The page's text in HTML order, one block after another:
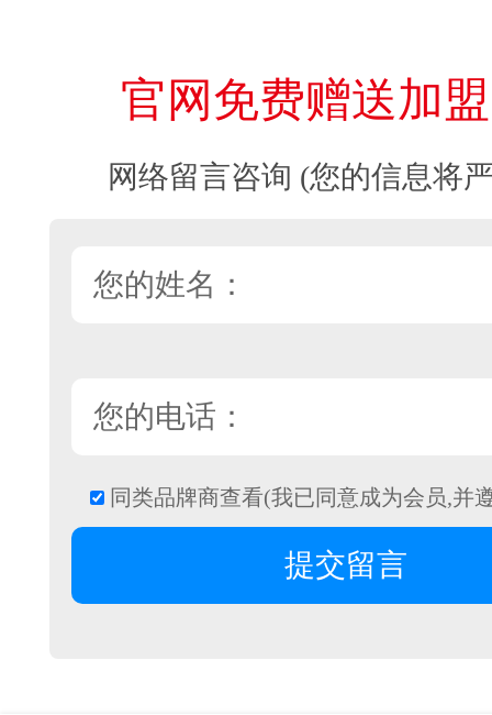
官网免费赠送加
网络留言咨询 (您的信息将
同类品牌商查看(我已同意成为会员,并